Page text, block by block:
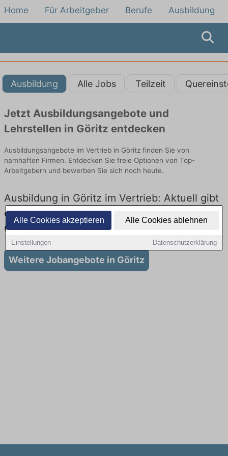
Alle Cookies akzeptieren Alle Cookies ablehnen
Einstellungen Datenschutzerklärung
Home Für Arbeitgeber Berufe Ausbildung
Ausbildung Alle Jobs Teilzeit
Jetzt Ausbildungsangebote und
Lehrstellen in Göritz entdecken
Ausbildungsangebote im Vertrieb in Göritz finden Sie von
namhaften Firmen. Entdecken Sie freie Optionen von Top-
Arbeitgebern und bewerben Sie sich noch heute.
Ausbildung in Göritz im Vertrieb: Aktuell gibt
es keine Stellenangebote für Ausbildung in
Göritz
Weitere Jobangebote in Göritz